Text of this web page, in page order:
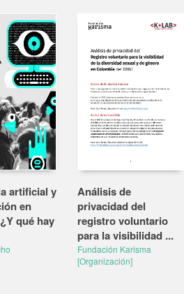
artificial y
en
qué hay
Análisis de
privacidad del
registro voluntario
para la visibilidad ...
Fundación Karisma
[Organización]